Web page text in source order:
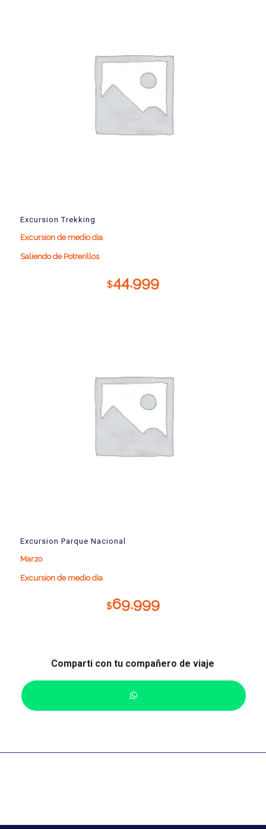
Excursion Trekking
Excursion de medio dia
Saliendo de Potrerillos
$44.999
Excursion Parque Nacional
Marzo
Excursion de medio dia
$69.999
Comparti con tu compañero de viaje